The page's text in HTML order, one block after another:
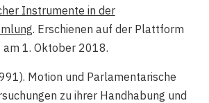
Instrumente in der
. Erschienen auf der Plattform
1. Oktober 2018.
Motion und Parlamentarische
zu ihrer Handhabung und